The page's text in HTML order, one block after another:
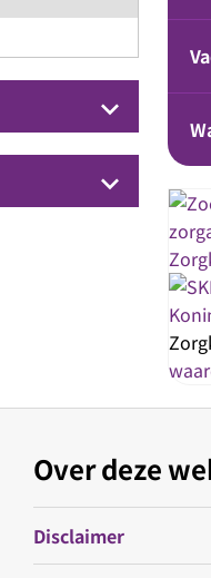
keyboard_arrow_down
keyboard_arrow_down
Over deze
Disclaimer